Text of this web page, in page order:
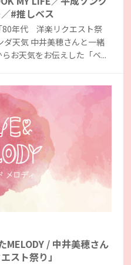
#推しベス
80年代 洋楽リクエスト祭
ダ天気 中井美穂さんと一緒
お天気をお伝えした「ベ...
MELODY / 中井美穂さん
スト祭り」